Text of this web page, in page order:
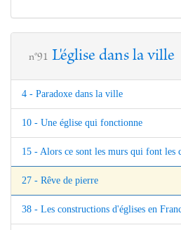
n°91 L'église dans la ville
4 - Paradoxe dans la ville
10 - Une église qui fonctionne
15 - Alors ce sont les murs qui font les
27 - Rêve de pierre
38 - Les constructions d'églises en